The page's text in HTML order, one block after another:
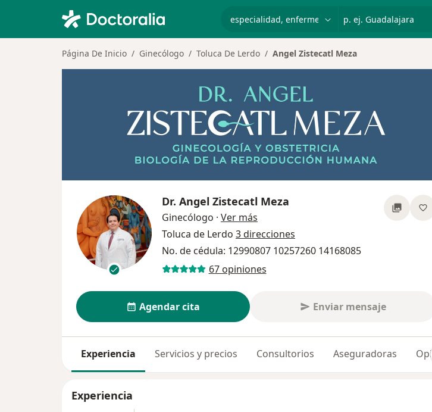
Página De Inicio Ginecólogo Toluca De Lerdo Angel Zistecatl Meza
Dr. Angel Zistecatl Meza
Ginecólogo · Ver más
Toluca de Lerdo 3 direcciones
No. de cédula: 12990807 10257260 14168085
67 opiniones
Agendar cita Enviar mensaje
Experiencia Servicios y precios Consultorios Aseguradoras
Experiencia